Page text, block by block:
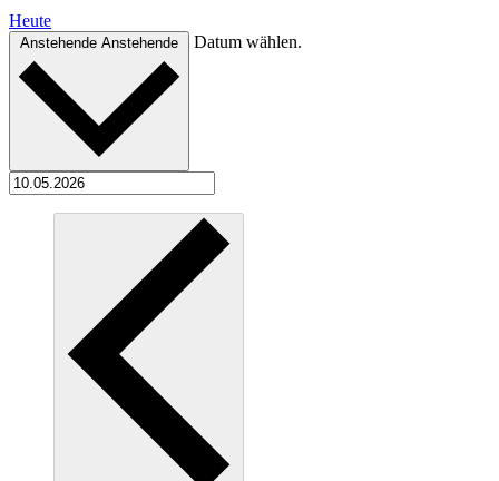
Heute
Anstehende Anstehende Datum wählen.